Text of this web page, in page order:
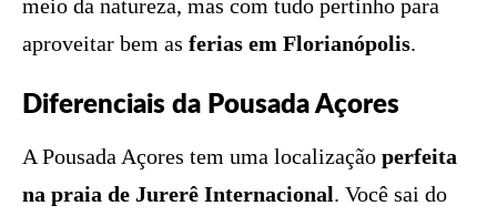
meio da natureza, mas com tudo pertinho para
aproveitar bem as ferias em Florianópolis.
Diferenciais da Pousada Açores
A Pousada Açores tem uma localização perfeita
na praia de Jurerê Internacional. Você sai do